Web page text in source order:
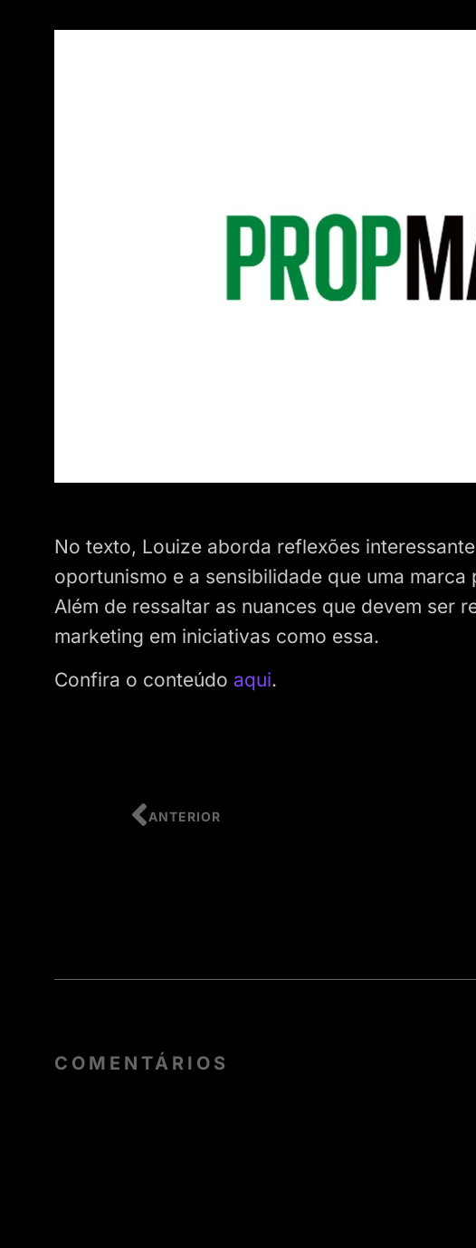
No texto, Louize aborda reflexões
oportunismo e a sensibilidade que uma
Além de ressaltar as nuances que devem ser
marketing em iniciativas como essa.
Confira o conteúdo aqui.
ANTERIOR
COMENTÁRIOS